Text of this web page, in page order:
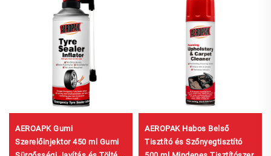
AEROAPK Gumi
Szerelőinjektor 450 ml Gumi
AEROPAK Habos Belső
Tisztító és Szőnyegtisztító